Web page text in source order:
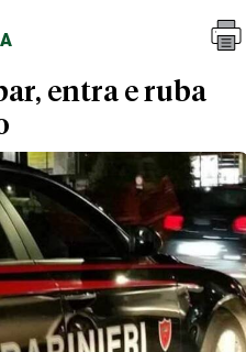
Articoli
La Provincia
entra e ruba